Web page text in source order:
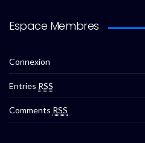
Espace Membres
Connexion
Entries RSS
Comments RSS